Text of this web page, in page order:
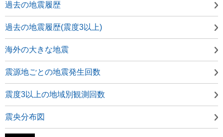
過去の地震履歴
過去の地震履歴(震度3以上)
海外の大きな地震
震源地ごとの地震発生回数
震度3以上の地域別観測回数
震央分布図